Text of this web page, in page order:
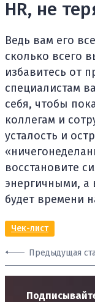
HR, не
Ведь вам его
сколько всего
избавитесь от
специалистам
себя, чтобы
коллегам и
усталость и
восстановите
энергичными,
будет времени
Чек-лист
Предыдущая